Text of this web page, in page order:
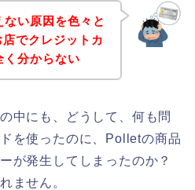
い原因を色々と
でクレジットカ
く分からない
中にも、どうして、何も問
を使ったのに、Polletの商品
が発生してしまったのか？
ません。